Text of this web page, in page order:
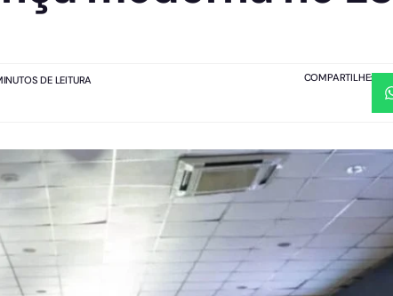
DE LEITURA COMPARTILHE: